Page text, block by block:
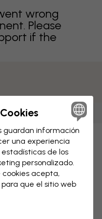
wrong
Please
if the
(189) 189)
went wrong
Please
if the
guardan información
una experiencia
de los
personalizado.
acepta,
que el sitio web